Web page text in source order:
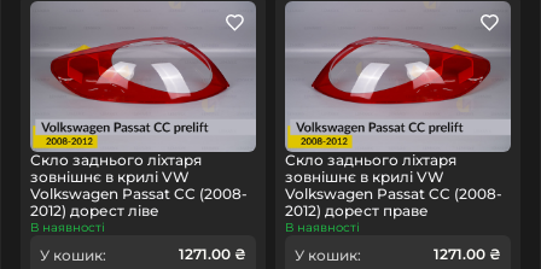
Скло заднього ліхтаря
зовнішнє в крилі VW
Volkswagen Passat CC (2008-
2012) дорест ліве
В наявності
У кошик: 1271.00 ₴
Скло заднього ліхтаря
зовнішнє в крилі VW
Volkswagen Passat CC (2008-
2012) дорест праве
В наявності
У кошик: 1271.00 ₴